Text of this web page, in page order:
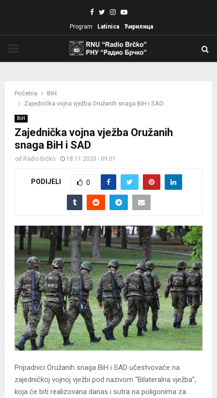
Facebook
TwitterInstagram
Youtube
Program Latinica Ћирилица
Početna
BiH
Zajednička vojna vježba Oružanih snaga BiH i SAD
BiH
Zajednička vojna vježba Oružanih
snaga BiH i SAD
od Radio Brčko 18.11.2020 - 09:01
PODIJELI 0
Pripadnici Oružanih snaga BiH i SAD učestvovaće na
zajedničkoj vojnoj vježbi pod nazivom “Bilateralna vježba”,
koja će biti realizovana danas i sutra na poligonima za